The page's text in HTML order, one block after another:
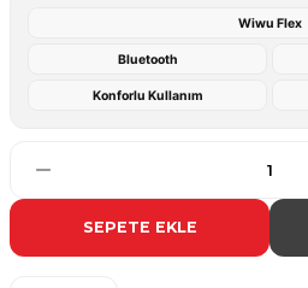
Wiwu Flex
Bluetooth
Konforlu Kullanım
SEPETE EKLE